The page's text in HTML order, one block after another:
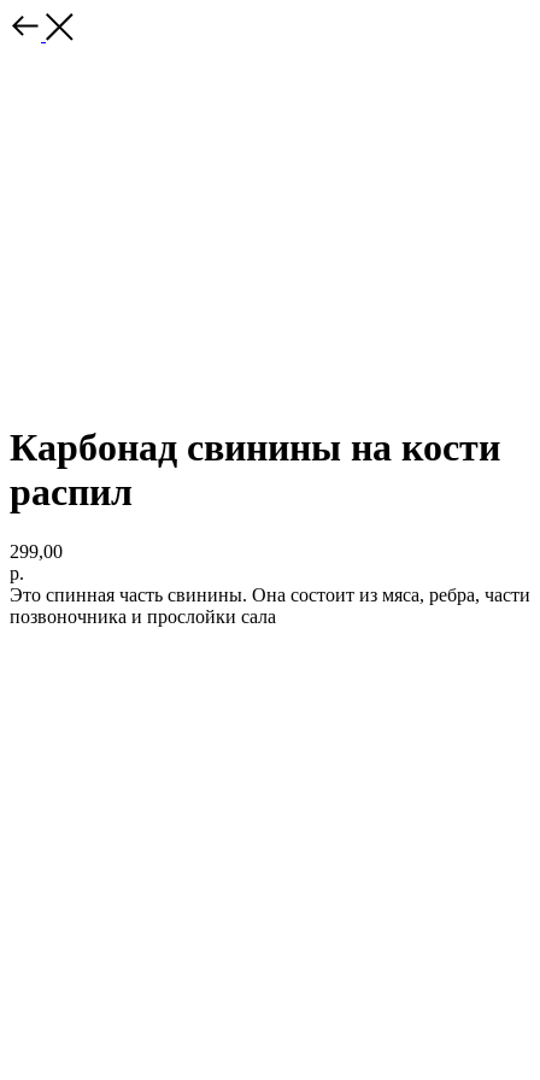
Карбонад свинины на кости
распил
299,00
р.
Это спинная часть свинины. Она состоит из мяса, ребра, части
позвоночника и прослойки сала